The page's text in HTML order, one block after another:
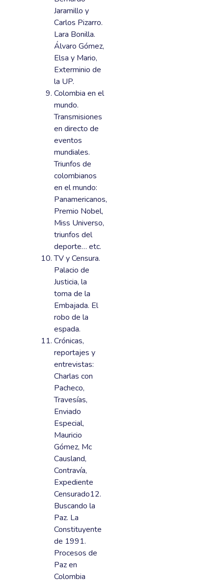
Jaramillo y
Carlos Pizarro.
Lara Bonilla.
Álvaro Gómez,
Elsa y Mario,
Exterminio de
la UP.
Colombia en el
mundo.
Transmisiones
en directo de
eventos
mundiales.
Triunfos de
colombianos
en el mundo:
Panamericanos,
Premio Nobel,
Miss Universo,
triunfos del
deporte… etc.
TV y Censura.
Palacio de
Justicia, la
toma de la
Embajada. El
robo de la
espada.
Crónicas,
reportajes y
entrevistas:
Charlas con
Pacheco,
Travesías,
Enviado
Especial,
Mauricio
Gómez, Mc
Causland,
Contravía,
Expediente
Censurado12.
Buscando la
Paz. La
Constituyente
de 1991.
Procesos de
Paz en
Colombia